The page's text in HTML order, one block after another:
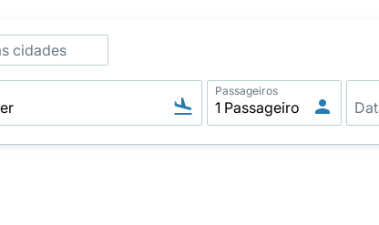
cidades
Passageiros